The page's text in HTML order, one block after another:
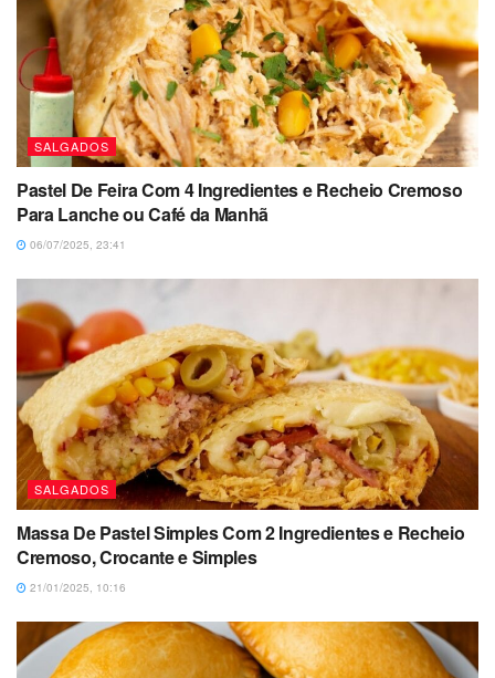
SALGADOS
Pastel De Feira Com 4 Ingredientes e Recheio Cremoso
Para Lanche ou Café da Manhã
06/07/2025, 23:41
SALGADOS
Massa De Pastel Simples Com 2 Ingredientes e Recheio
Cremoso, Crocante e Simples
21/01/2025, 10:16